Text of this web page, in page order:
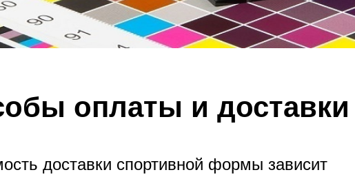
оплаты и доставки
доставки спортивной формы зависит